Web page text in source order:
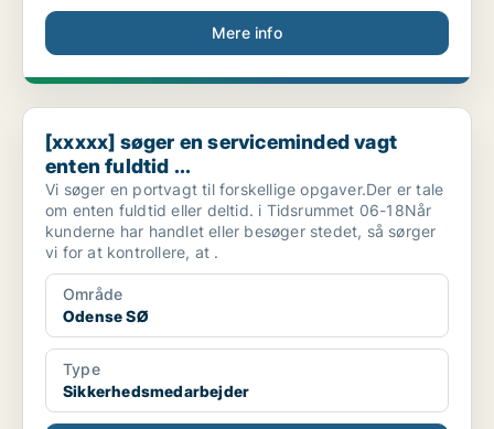
Mere info
[xxxxx] søger en serviceminded vagt enten fuldtid ...
[xxxxx] søger en serviceminded vagt
enten fuldtid ...
Vi søger en portvagt til forskellige opgaver.Der er tale
om enten fuldtid eller deltid. i Tidsrummet 06-18Når
kunderne har handlet eller besøger stedet, så sørger
vi for at kontrollere, at .
Område
Odense SØ
Type
Sikkerhedsmedarbejder